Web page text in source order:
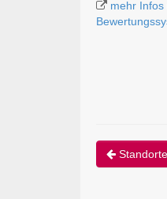
mehr
Standorte